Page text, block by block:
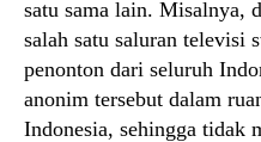
satu sama lain. Misalnya,
salah satu saluran televisi
penonton dari seluruh
anonim tersebut dalam
Indonesia, sehingga tidak